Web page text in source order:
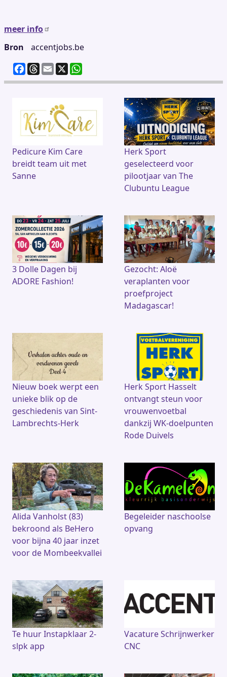
meer info
Bron
accentjobs.be
F
a
b
o
o
k
T
h
d
s
E
m
l
X
h
A
p
p
Pedicure Kim Care
breidt team uit met
Sanne
Herk Sport
geselecteerd voor
pilootjaar van The
Clubuntu League
3 Dolle Dagen bij
ADORE Fashion!
Gezocht: Aloë
veraplanten voor
proefproject
Madagascar!
Nieuw boek werpt een
unieke blik op de
geschiedenis van Sint-
Lambrechts-Herk
Herk Sport Hasselt
ontvangt steun voor
vrouwenvoetbal
dankzij WK-doelpunten
Rode Duivels
Alida Vanholst (83)
bekroond als BeHero
voor bijna 40 jaar inzet
voor de Mombeekvallei
Begeleider naschoolse
opvang
Te huur Instapklaar 2-
slpk app
Vacature Schrijnwerker
CNC